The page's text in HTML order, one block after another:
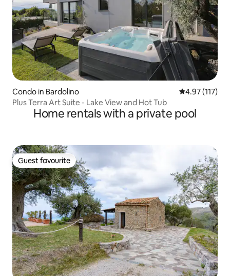
Condo in Bardolino 4.97 out of 5
4.97 (117)
Plus Terra Art Suite - Lake View and Hot Tub
Home rentals with a private pool
Guest favourite
Guest favourite